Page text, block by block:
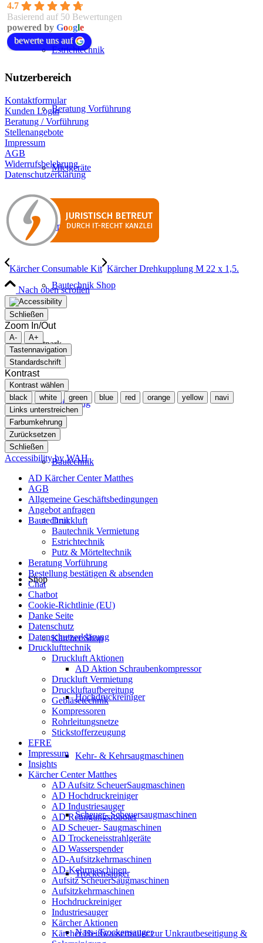
Estrichtechnik
Beratung Vorführung
Mietgeräte
Spritztechnik
Bautechnik Shop
Mietpark
Reinigung
Bautechnik
Druckluft
Shop
Kärcher Shop
Hochdruckreiniger
Kehr- & Kehrsaugmaschinen
Scheuer- Scheuersaugmaschinen
Trockensauger
Nass- Trockensauger
4.7
Basierend auf 50 Bewertungen
powered by Google
bewerte uns auf
Nutzerbereich
Kontaktformular
Kunden Login
Beratung / Vorführung
Stellenangebote
Impressum
AGB
Widerrufsbelehrung
Datenschutzerklärung
Kärcher Consumable Kit Kärcher Drehkupplung M 22 x 1,5.
Nach oben scrollen
Schließen
Zoom In/Out
A-
A+
Tastennavigation
Standardschrift
Kontrast
Kontrast wählen
black
white green blue red orange yellow
navi
Links unterstreichen
Farbumkehrung
Zurücksetzen
Schließen
Accessibility by WAH
AD Kärcher Center Matthes
AGB
Allgemeine Geschäftsbedingungen
Angebot anfragen
Bautechnik
Bautechnik Vermietung
Estrichtechnik
Putz & Mörteltechnik
Beratung Vorführung
Bestellung bestätigen & absenden
Chat
Chatbot
Cookie-Richtlinie (EU)
Danke Seite
Datenschutz
Datenschutzerklärung
Drucklufttechnik
Druckluft Aktionen
AD Aktion Schraubenkompressor
Druckluft Vermietung
Druckluftaufbereitung
Gebläsetechnik
Kompressoren
Rohrleitungsnetze
Stickstofferzeugung
EFRE
Impressum
Insights
Kärcher Center Matthes
AD Aufsitz ScheuerSaugmaschinen
AD Hochdruckreiniger
AD Industriesauger
AD Reinigungsroboter
AD Scheuer- Saugmaschinen
AD Trockeneisstrahlgeräte
AD Wasserspender
AD-Aufsitzkehrmaschinen
AD-Kehrmaschinen
Aufsitz ScheuerSaugmaschinen
Aufsitzkehrmaschinen
Hochdruckreiniger
Industriesauger
Kärcher Aktionen
Kärcher Heißwassertrailer zur Unkrautbeseitigung &